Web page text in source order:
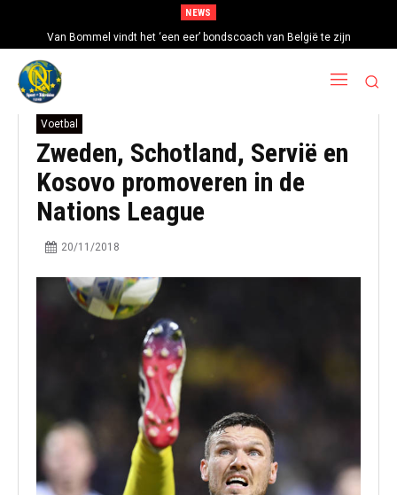
NEWS
Van Bommel vindt het ‘een eer’ bondscoach van België te zijn
Voetbal
Zweden, Schotland, Servië en
Kosovo promoveren in de
Nations League
20/11/2018